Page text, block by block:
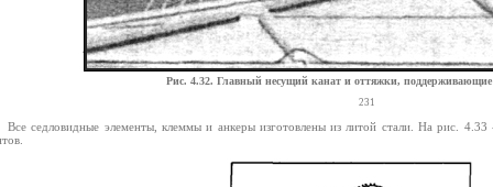
Рис. 4.32. Главный несущий канат и оттяжки,
231
Все седловидные элементы, клеммы и анкеры изготовлены из литой стали. На рис.